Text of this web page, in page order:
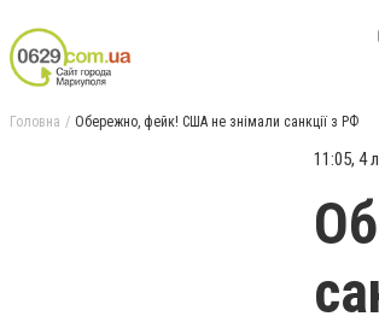
Головна Обережно, фейк! США не знімали санкції з РФ
11:05, 4